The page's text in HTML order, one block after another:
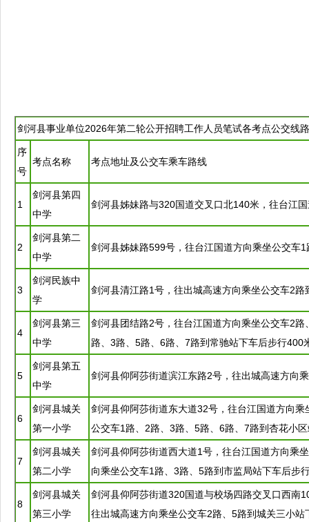
剑河县事业单位2026年第二轮公开招聘工作人员笔试各考点公交线
序
号
考点名称 考点地址及公交车乘车路线
1
剑河县第四
中学
剑河县姊妹路与320国道交叉口北140米，往台江
2
剑河县第二
中学
剑河县姊妹路599号，往台江国道方向乘坐公交车
3
剑河民族中
学
剑河县清江路1号，往出城高速方向乘坐公交车2路
4
剑河县第三
中学
剑河县团结路2号，往台江国道方向乘坐公交车2路
路、3路、5路、6路、7路到常驰站下车后步行400
5
剑河县第五
中学
剑河县仰阿莎街道滨江东路2号，往出城高速方向
6
剑河县城关
第一小学
剑河县仰阿莎街道东大道32号，往台江国道方向乘
公交车1路、2路、3路、5路、6路、7路到杏花小
7
剑河县城关
第二小学
剑河县仰阿莎街道西大道1号，往台江国道方向乘
向乘坐公交车1路、3路、5路到市监局站下车后步
8
剑河县城关
第三小学
剑河县仰阿莎街道320国道与校场四路交叉口西南
往出城高速方向乘坐公交车2路、5路到城关三小站